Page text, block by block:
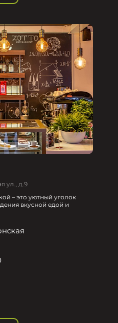
ул., д.9
– это уютный уголок
вкусной едой и